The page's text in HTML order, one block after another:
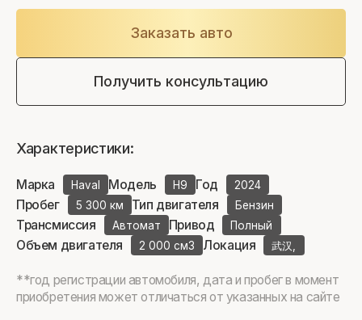
Заказать авто
Получить консультацию
Характеристики:
Марка Haval Модель H9 Год 2024
Пробег 5 300 км Тип двигателя Бензин
Трансмиссия Автомат Привод Полный
Объем двигателя 2 000 см3 Локация 武汉,
**год регистрации автомобиля, дата и пробег в момент
приобретения может отличаться от указанных на сайте